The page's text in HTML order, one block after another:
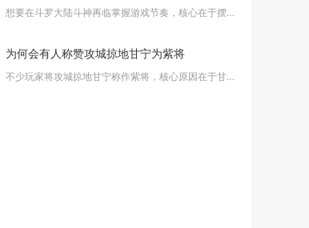
想要在斗罗大陆斗神再临掌握游戏节奏，核心在于摆脱网络通用阵容...
为何会有人称赞攻城掠地甘宁为紫将
不少玩家将攻城掠地甘宁称作紫将，核心原因在于甘宁完成进阶晋升...